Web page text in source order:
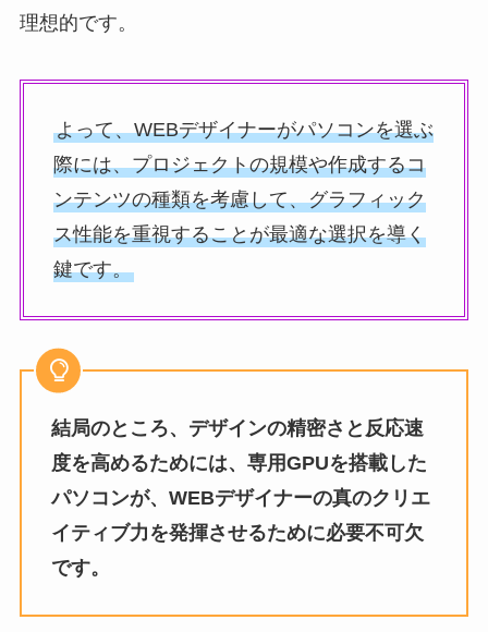
理想的です。
よって、WEBデザイナーがパソコンを選ぶ
際には、プロジェクトの規模や作成するコ
ンテンツの種類を考慮して、グラフィック
ス性能を重視することが最適な選択を導く
鍵です。
結局のところ、デザインの精密さと反応速
度を高めるためには、専用GPUを搭載した
パソコンが、WEBデザイナーの真のクリエ
イティブ力を発揮させるために必要不可欠
です。